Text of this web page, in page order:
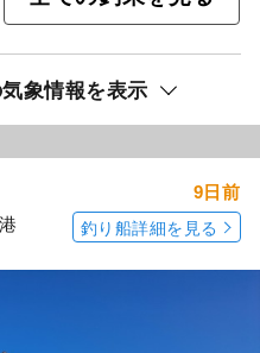
象情報を表示
9日前
釣り船詳細を見る